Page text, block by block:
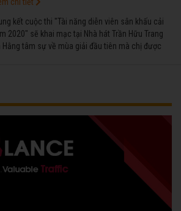
kết cuộc thi "Tài năng diễn viên sân khấu cải
2020" sẽ khai mạc tại Nhà hát Trần Hữu Trang
Hằng tâm sự về mùa giải đầu tiên mà chị được